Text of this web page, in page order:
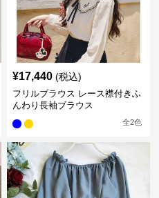
¥17,440 (税込)
フリルブラウス レース襟付きふ
んわり長袖ブラウス
全2色